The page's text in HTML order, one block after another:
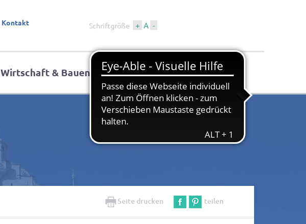
Kontakt Schriftgröße + A -
Wirtschaft & Bauen Tourismus & Kultur
Seite drucken teilen